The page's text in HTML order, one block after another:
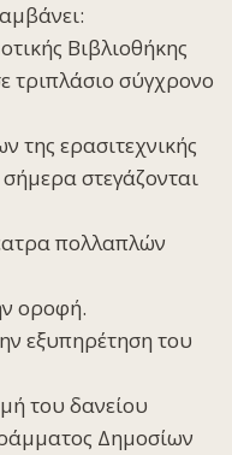
Βιβλιοθήκης
τριπλάσιο σύγχρονο
της ερασιτεχνικής
στεγάζονται
πολλαπλών
οροφή.
εξυπηρέτηση του
του δανείου
Δημοσίων